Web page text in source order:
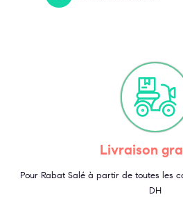
Livraison
Pour Rabat Salé à partir de toutes les
DH